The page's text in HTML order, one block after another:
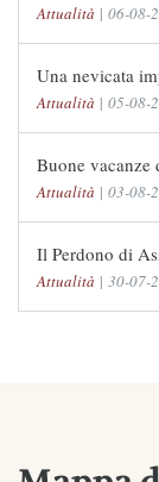
Attualità | 06-08-
Una nevicata
Attualità | 05-08-
Buone vacanze
Attualità | 03-08-
Il Perdono di
Attualità | 30-07-